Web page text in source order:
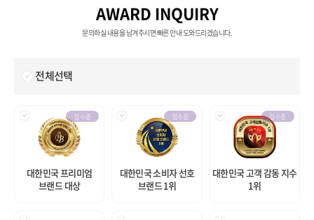
AWARD INQUIRY
문의하실 내용을 남겨주시면 빠른 안내 도와드리겠습니다.
전체선택
대한민국 프리미엄
브랜드 대상
접수중
대한민국 소비자 선호
브랜드 1위
접수중
대한민국 고객 감동 지수
1위
접수중